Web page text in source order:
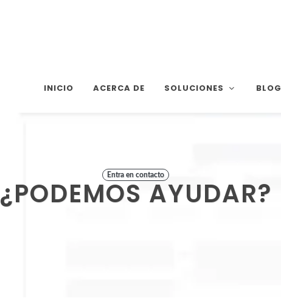
INICIO ACERCA DE SOLUCIONES BLOG
Entra en contacto
¿PODEMOS AYUDAR?